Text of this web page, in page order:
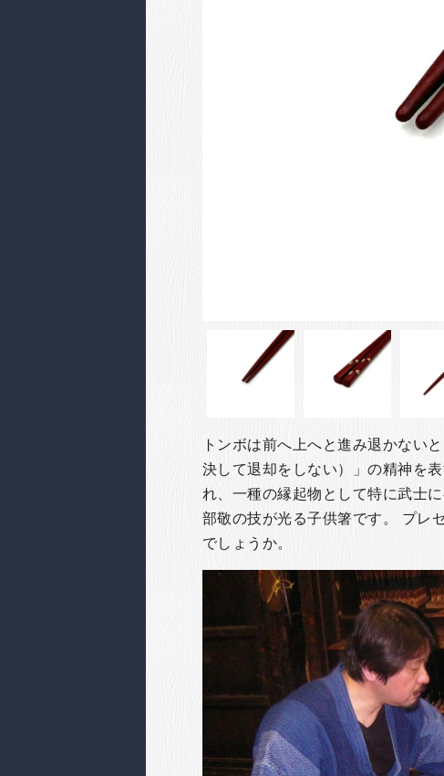
トンボは前へ上へと進み退かない
決して退却をしない）」の精神を
れ、一種の縁起物として特に武士に
部敬の技が光る子供箸です。
プレ
でしょうか。